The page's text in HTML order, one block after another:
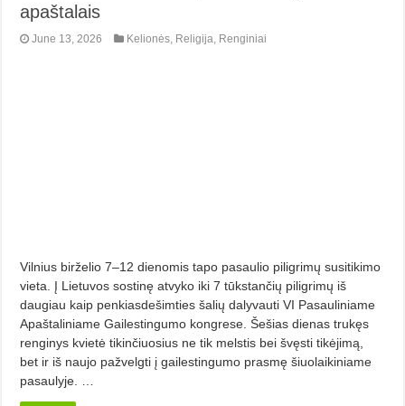
apaštalais
June 13, 2026 Kelionės, Religija, Renginiai
Vilnius birželio 7–12 dienomis tapo pasaulio piligrimų susitikimo
vieta. Į Lietuvos sostinę atvyko iki 7 tūkstančių piligrimų iš
daugiau kaip penkiasdešimties šalių dalyvauti VI Pasauliniame
Apaštaliniame Gailestingumo kongrese. Šešias dienas trukęs
renginys kvietė tikinčiuosius ne tik melstis bei švęsti tikėjimą,
bet ir iš naujo pažvelgti į gailestingumo prasmę šiuolaikiniame
pasaulyje. …